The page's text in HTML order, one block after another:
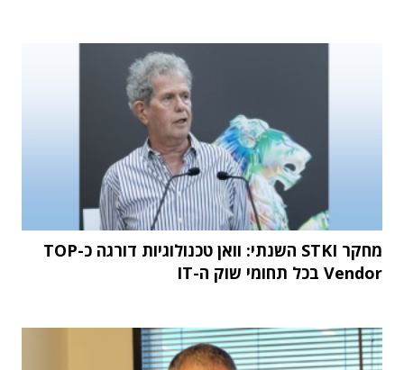
מחקר STKI השנתי: וואן טכנולוגיות דורגה כ-TOP
Vendor בכל תחומי שוק ה-IT